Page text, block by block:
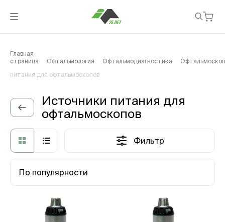
Главная
страница
Офтальмология Офтальмодиагностика
питания для офтальмоскопов
Источники питания для
офтальмоскопов
Фильтр
По популярности